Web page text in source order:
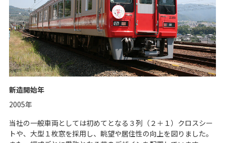
新造開始年
2005年
当社の一般車両としては初めてとなる３列（２＋１）クロスシー
トや、大型１枚窓を採用し、眺望や居住性の向上を図りました。